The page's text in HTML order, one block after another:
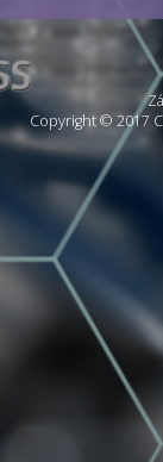
Copyright © 2017